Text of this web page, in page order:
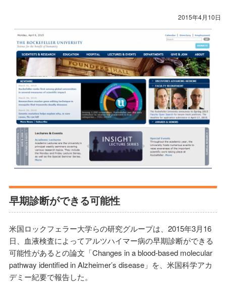
2015年4月10日
早期診断ができる可能性
米国ロックフェラー大学らの研究グループは、2015年3月16
日、血液検査によってアルツハイマー病の早期診断ができる
可能性があるとの論文「Changes in a blood-based molecular
pathway identified in Alzheimer’s disease」を、米国科学アカ
デミー紀要で報告した。